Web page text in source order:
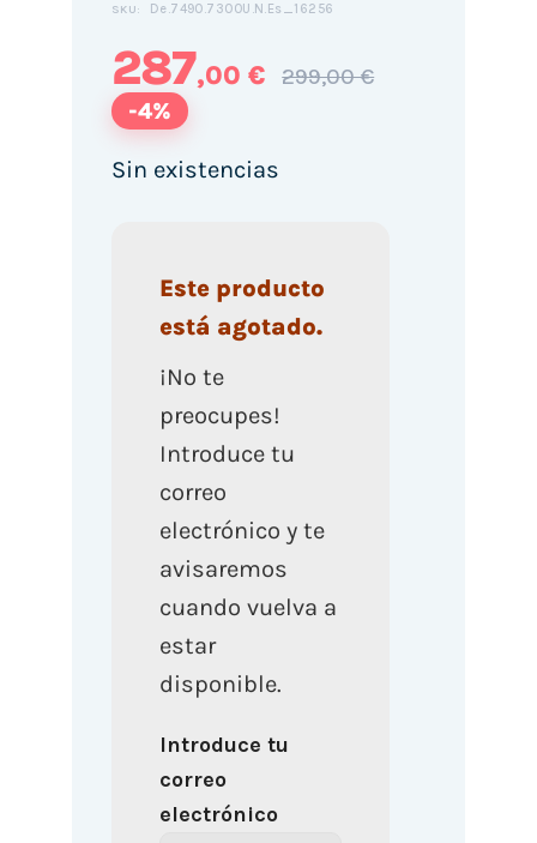
SKU: De.7490.7300U.N.Es_16256
287,00 € 299,00 €
-4%
Sin existencias
Este producto
está agotado.
¡No te
preocupes!
Introduce tu
correo
electrónico y te
avisaremos
cuando vuelva a
estar
disponible.
Introduce tu
correo
electrónico